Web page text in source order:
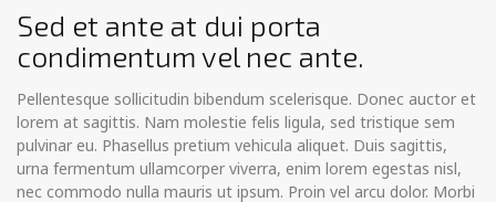
Sed et ante at dui porta
condimentum vel nec ante.
Pellentesque sollicitudin bibendum scelerisque. Donec auctor et
lorem at sagittis. Nam molestie felis ligula, sed tristique sem
pulvinar eu. Phasellus pretium vehicula aliquet. Duis sagittis,
urna fermentum ullamcorper viverra, enim lorem egestas nisl,
nec commodo nulla mauris ut ipsum. Proin vel arcu dolor. Morbi